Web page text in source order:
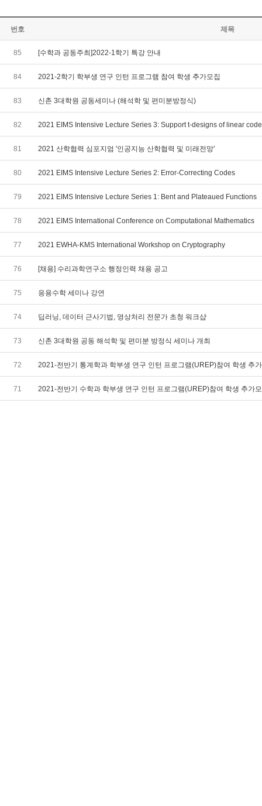
번호 제목
85 [수학과 공동주최]2022-1학기 특강 안내
84 2021-2학기 학부생 연구 인턴 프로그램 참여 학생 추가모집
83 신촌 3대학원 공동세미나 (해석학 및 편미분방정식)
82 2021 EIMS Intensive Lecture Series 3: Support t-designs of linear
81 2021 산학협력 심포지엄 '인공지능 산학협력 및 미래전망'
80 2021 EIMS Intensive Lecture Series 2: Error-Correcting Codes
79 2021 EIMS Intensive Lecture Series 1: Bent and Plateaued Functions
78 2021 EIMS International Conference on Computational Mathematics
77 2021 EWHA-KMS International Workshop on Cryptography
76 [채용] 수리과학연구소 행정인력 채용 공고
75 응용수학 세미나 강연
74 딥러닝, 데이터 근사기법, 영상처리 전문가 초청 워크샵
73 신촌 3대학원 공동 해석학 및 편미분 방정식 세미나 개최
72 2021-전반기 통계학과 학부생 연구 인턴 프로그램(UREP)참여 학생 추
71 2021-전반기 수학과 학부생 연구 인턴 프로그램(UREP)참여 학생 추가